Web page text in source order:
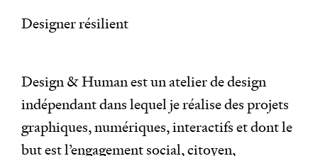
Designer résilient
Design & Human est un atelier de design
indépendant dans lequel je réalise des projets
graphiques, numériques, interactifs et dont le
but est l’engagement social, citoyen,